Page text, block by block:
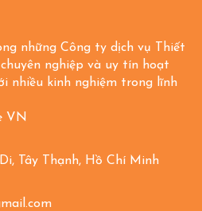
những Công ty dịch vụ Thiết
nghiệp và uy tín hoạt
nhiều kinh nghiệm trong lĩnh
VN
Tây Thạnh, Hồ Chí Minh